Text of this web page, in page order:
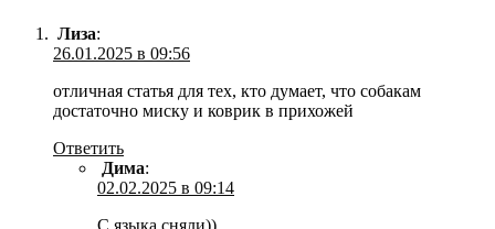
Лиза:
26.01.2025 в 09:56
отличная статья для тех, кто думает, что собакам
достаточно миску и коврик в прихожей
Ответить
Дима:
02.02.2025 в 09:14